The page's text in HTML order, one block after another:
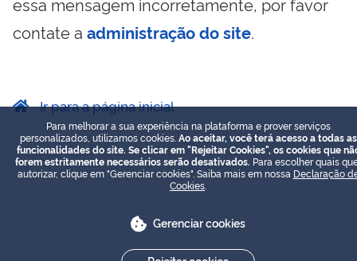
contate a administração do site.
Ir para a página inicial
Para melhorar a sua experiência na plataforma e prover serviços
personalizados, utilizamos cookies. Ao aceitar, você terá acesso a todas as
funcionalidades do site. Se clicar em "Rejeitar Cookies", os cookies que
forem estritamente necessários serão desativados. Para escolher quais
autorizar, clique em "Gerenciar cookies". Saiba mais em nossa Declaração
Cookies
Gerenciar cookies